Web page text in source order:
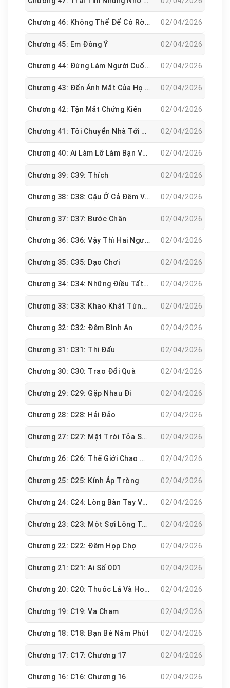
Chương 46: Không Thể Để Cô Rời Đi 02/04/2026
Chương 45: Em Đồng Ý 02/04/2026
Chương 44: Đừng Làm Người Cuối Cùng Gắp Đồ Trong Nồi Lẩu 02/04/2026
Chương 43: Đến Ánh Mắt Của Họ Cũng Chẳng Thể Ôm Lấy Nhau 02/04/2026
Chương 42: Tận Mắt Chứng Kiến 02/04/2026
Chương 41: Tôi Chuyển Nhà Tới Cho Cậu 02/04/2026
Chương 40: Ai Làm Lỡ Làm Bạn Với Em Chứ 02/04/2026
Chương 39: C39: Thích 02/04/2026
Chương 38: C38: Cậu Ở Cả Đêm Với Anh Ta 02/04/2026
Chương 37: C37: Bước Chân 02/04/2026
Chương 36: C36: Vậy Thì Hai Người Cô Và Tôi 02/04/2026
Chương 35: C35: Dạo Chơi 02/04/2026
Chương 34: C34: Những Điều Tất Yếu Của Buổi Hẹn Hò Cổ Điển 02/04/2026
Chương 33: C33: Khao Khát Từng Phút Giây 02/04/2026
Chương 32: C32: Đêm Bình An 02/04/2026
Chương 31: C31: Thi Đấu 02/04/2026
Chương 30: C30: Trao Đổi Quà 02/04/2026
Chương 29: C29: Gặp Nhau Đi 02/04/2026
Chương 28: C28: Hải Đảo 02/04/2026
Chương 27: C27: Mặt Trời Tỏa Sáng Nơi Nơi 02/04/2026
Chương 26: C26: Thế Giới Chao Đảo 02/04/2026
Chương 25: C25: Kính Áp Tròng 02/04/2026
Chương 24: C24: Lòng Bàn Tay Và Mu Bàn Tay 02/04/2026
Chương 23: C23: Một Sợi Lông Tơ Rơi Xuống 02/04/2026
Chương 22: C22: Đêm Họp Chợ 02/04/2026
Chương 21: C21: Ai Số 001 02/04/2026
Chương 20: C20: Thuốc Lá Và Hoa Hồng 02/04/2026
Chương 19: C19: Va Chạm 02/04/2026
Chương 18: C18: Bạn Bè Năm Phút 02/04/2026
Chương 17: C17: Chương 17 02/04/2026
Chương 16: C16: Chương 16 02/04/2026